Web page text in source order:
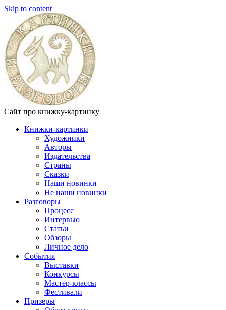
Skip to content
Сайт про книжку-картинку
Книжки-картинки
Художники
Авторы
Издательства
Страны
Сказки
Наши новинки
Не наши новинки
Разговоры
Процесс
Интервью
Статьи
Обзоры
Личное дело
События
Выставки
Конкурсы
Мастер-классы
Фестивали
Призеры